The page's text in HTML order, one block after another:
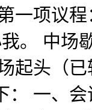
一项议
。 中场
起头（
一、